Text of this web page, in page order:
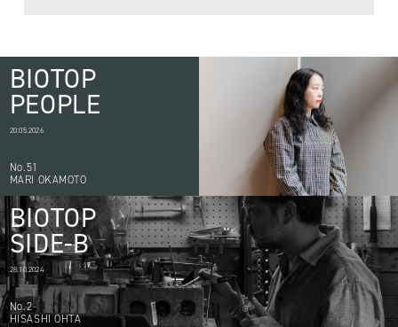
BIOTOP
PEOPLE
20.05.2026
No.51
MARI OKAMOTO
BIOTOP
SIDE-B
28.10.2024
No.2
HISASHI OHTA